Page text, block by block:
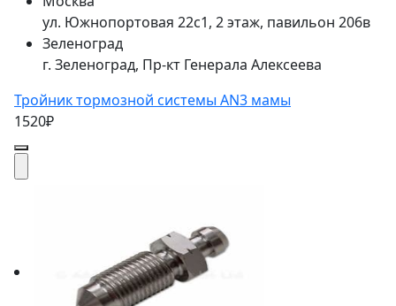
ул. Южнопортовая 22с1, 2 этаж, павильон 206в
Зеленоград
г. Зеленоград, Пр-кт Генерала Алексеева
Тройник тормозной системы AN3 мамы
1520₽